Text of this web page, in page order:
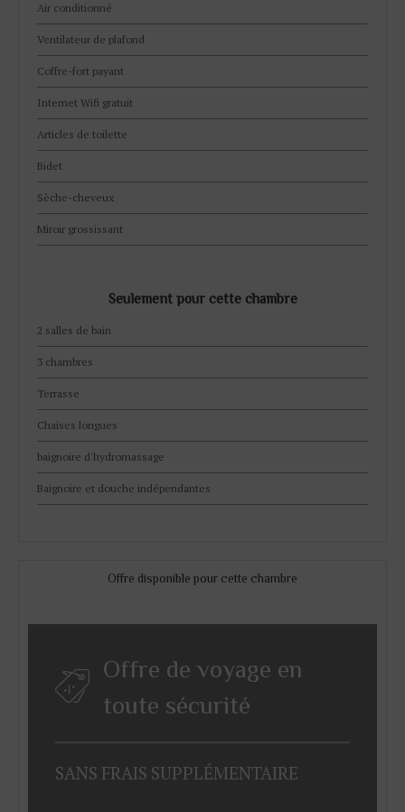
Air conditionné
Ventilateur de plafond
Coffre-fort payant
Internet Wifi gratuit
Articles de toilette
Bidet
Sèche-cheveux
Miroir grossissant
Seulement pour cette chambre
2 salles de bain
3 chambres
Terrasse
Chaises longues
baignoire d'hydromassage
Baignoire et douche indépendantes
Offre disponible pour cette chambre
Offre de voyage en
toute sécurité
SANS FRAIS SUPPLÉMENTAIRE